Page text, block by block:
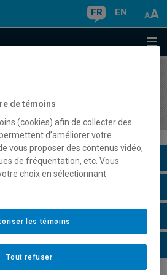
FR EN
de l'univers social
de témoins
(cookies) afin de collecter des
d’améliorer votre
vous proposer des contenus vidéo,
de fréquentation, etc. Vous
choix en sélectionnant
Tout refuser
les témoins